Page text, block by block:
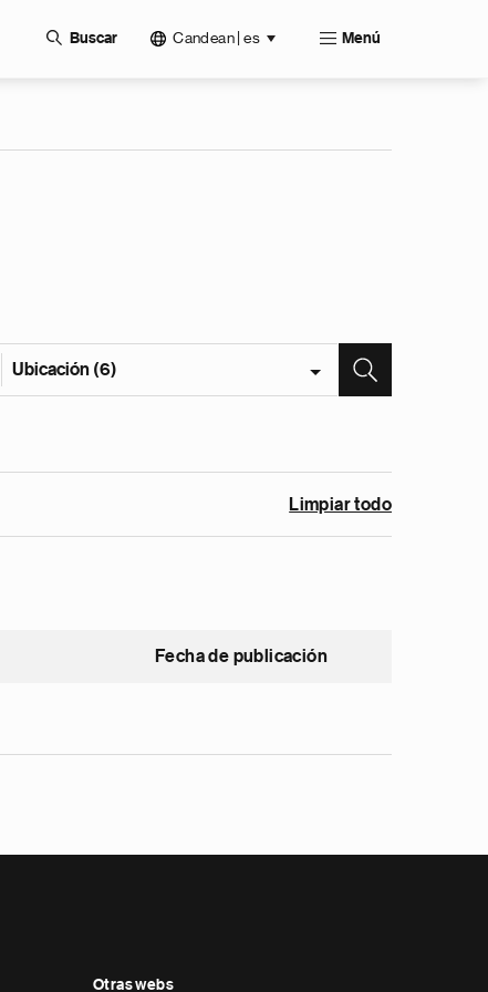
Buscar Candean | es Menú
Ubicación (6)
Limpiar todo
Fecha de publicación
Otras webs